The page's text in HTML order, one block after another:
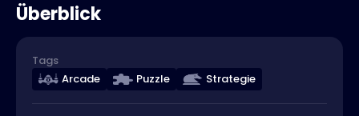
Überblick
Tags
Arcade
Puzzle Strategie